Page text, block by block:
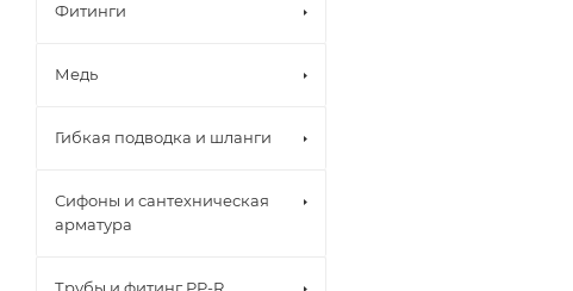
Фитинги
Медь
Гибкая подводка и шланги
Сифоны и сантехническая
арматура